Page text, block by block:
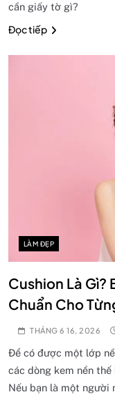
cần giấy tờ gì?
Đọc tiếp
LÀM ĐẸP
Cushion Là Gì?
Chuẩn Cho
THÁNG 6 16, 2026
Để có được một lớp
các dòng kem nền
Nếu bạn là một người